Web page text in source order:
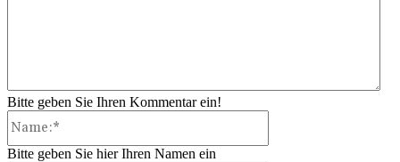
Bitte geben Sie Ihren Kommentar ein!
Bitte geben Sie hier Ihren Namen ein